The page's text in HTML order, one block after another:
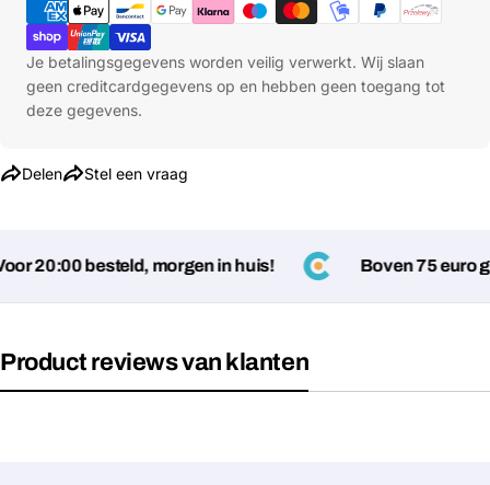
Je betalingsgegevens worden veilig verwerkt. Wij slaan
geen creditcardgegevens op en hebben geen toegang tot
deze gegevens.
Delen
Delen
Stel een vraag
Stel een vraag
telefoon
Jouw
20:00 besteld, morgen in huis! Boven 75 euro
Product reviews van klanten